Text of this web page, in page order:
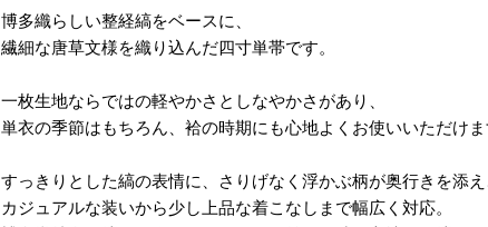
博多織らしい整経縞をベースに、
繊細な唐草文様を織り込んだ四寸単帯です。
一枚生地ならではの軽やかさとしなやかさがあり、
単衣の季節はもちろん、袷の時期にも心地よくお使いいただけま
すっきりとした縞の表情に、さりげなく浮かぶ柄が奥行きを添え
カジュアルな装いから少し上品な着こなしまで幅広く対応。